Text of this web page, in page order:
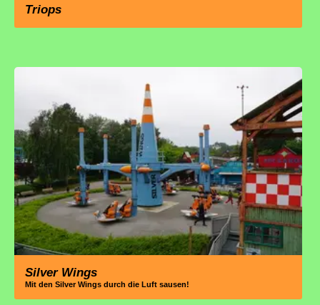
Triops
Silver Wings
Mit den Silver Wings durch die Luft sausen!